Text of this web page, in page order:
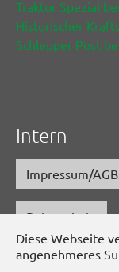
Diese Webseite
angenehmeres
Traktor Spezial
Historischer
Schlepper Post
Intern
Impressum/
Datenschutz
www.schlepper-